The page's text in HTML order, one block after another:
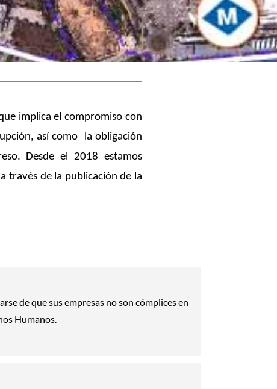
implica el compromiso con
así como
la obligación
Desde el 2018 estamos
través de la publicación de la
de que sus empresas no son cómplices en
Humanos.